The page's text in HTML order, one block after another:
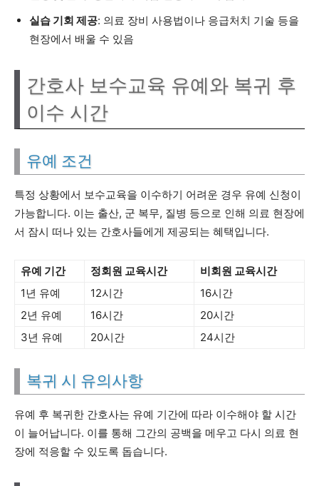
실습 기회 제공: 의료 장비 사용법이나 응급처치 기술 등을
현장에서 배울 수 있음
간호사 보수교육 유예와 복귀 후
이수 시간
유예 조건
특정 상황에서 보수교육을 이수하기 어려운 경우 유예 신청이
가능합니다. 이는 출산, 군 복무, 질병 등으로 인해 의료 현장에
서 잠시 떠나 있는 간호사들에게 제공되는 혜택입니다.
유예 기간 정회원 교육시간
비회원 교육시간
1년 유예
12시간
16시간
2년 유예
16시간
20시간
3년 유예
20시간 24시간
복귀 시 유의사항
유예 후 복귀한 간호사는 유예 기간에 따라 이수해야 할 시간
이 늘어납니다. 이를 통해 그간의 공백을 메우고 다시 의료 현
장에 적응할 수 있도록 돕습니다.